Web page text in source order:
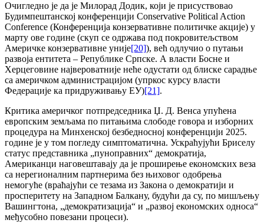
Очигледно је да је Милорад Додик, који је присуствовао
Будимпештанској конференцији Conservative Political Action
Conference (Конференција конзервативне политичке акције) у
марту ове године (скуп се одржава под покровитељством
Америчке конзервативне уније[20]), већ одлучио о путањи
развоја ентитета – Републике Српске. А власти Босне и
Херцеговине највероватније неће одустати од блиске сарадње
са америчком администрацијом (упркос курсу власти
Федерације ка придруживању ЕУ)[21].
Критика америчког потпредседника Џ. Д. Венса упућена
европским земљама по питањима слободе говора и изборних
процедура на Минхенској безбедносној конференцији 2025.
године је у том погледу симптоматична. Ускраћујући Бриселу
статус представника „пуноправних“ демократија,
Американци наговештавају да је проширење економских веза
са нерегионалним партнерима без њиховог одобрења
немогуће (враћајући се тезама из Закона о демократији и
просперитету на Западном Балкану, будући да су, по мишљењу
Вашингтона, „демократизација“ и „развој економских односа“
међусобно повезани процеси).